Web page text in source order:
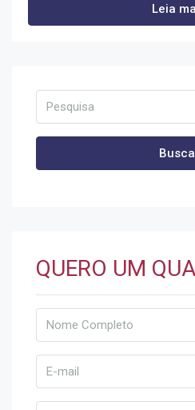
Leia
QUERO UM